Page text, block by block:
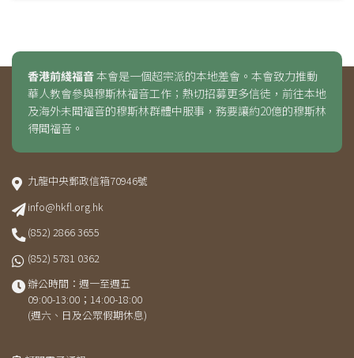
香港前綫福音本會是一個超宗派的本地差會。本會致力推動
華人教會參與穆斯林福音工作；熱切招募更多信徒，前往本地
及海外未聞福音的穆斯林群體中服事，務要讓約20億的穆斯林
得聞福音。
九龍中央郵政信箱70946號
info@hkfl.org.hk
(852) 2866 3655
(852) 5781 0362
辦公時間：週一至週五
09:00-13:00；14:00-18:00
(週六、日及公眾假期休息)